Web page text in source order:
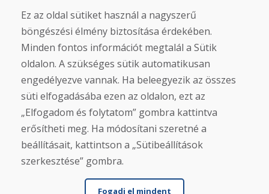
Szállítás
Fizetés
Panasz
Áruk visszaküldése és cseréje
Adatvédelmi irányelvek
Cookies
Közösségi hálózatok
Ez az oldal sütiket használ a nagyszerű
böngészési élmény biztosítása érdekében.
Minden fontos információt megtalál a Sütik
oldalon. A szükséges sütik automatikusan
engedélyezve vannak. Ha beleegyezik az összes
süti elfogadásába ezen az oldalon, ezt az
„Elfogadom és folytatom” gombra kattintva
erősítheti meg. Ha módosítani szeretné a
beállításait, kattintson a „Sütibeállítások
szerkesztése” gombra.
Fogadj el mindent